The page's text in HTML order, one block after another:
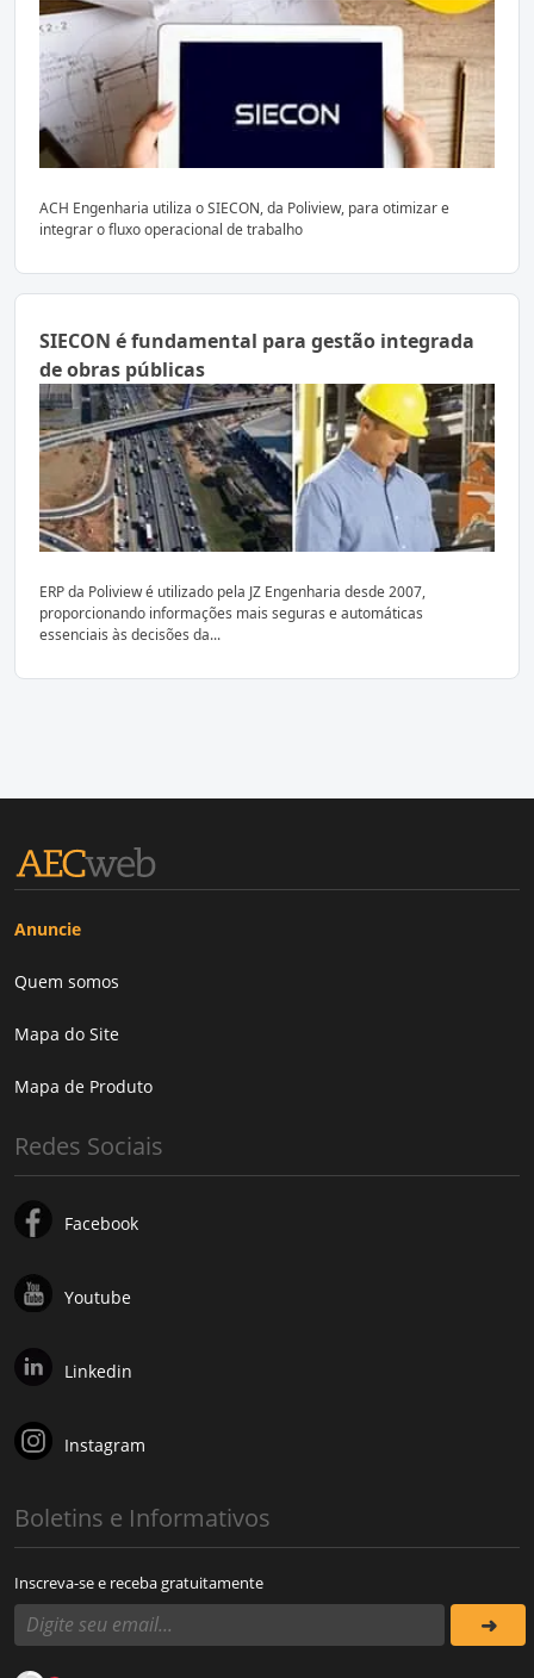
ACH Engenharia utiliza o SIECON, da Poliview, para otimizar e
integrar o fluxo operacional de trabalho
SIECON é fundamental para gestão integrada
de obras públicas
ERP da Poliview é utilizado pela JZ Engenharia desde 2007,
proporcionando informações mais seguras e automáticas
essenciais às decisões da...
Anuncie
Quem somos
Mapa do Site
Mapa de Produto
Redes Sociais
Facebook
Youtube
Linkedin
Instagram
Boletins e Informativos
Inscreva-se e receba gratuitamente